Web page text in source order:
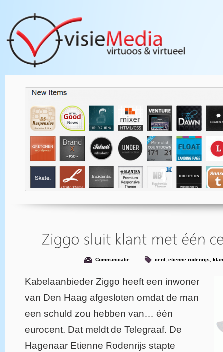
Communicatie cent, etienne rodenrijs,
Kabelaanbieder Ziggo heeft een inwoner
van Den Haag afgesloten omdat de man
een schuld zou hebben van… één
eurocent. Dat meldt de Telegraaf. De
Hagenaar Etienne Rodenrijs stapte